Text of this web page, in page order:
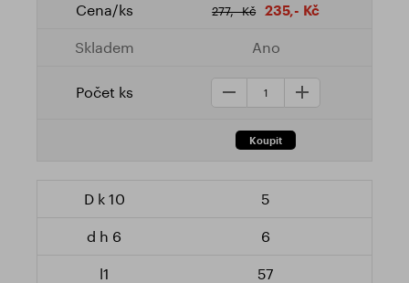
277,- Kč 235,- Kč
Ano
5
6
57